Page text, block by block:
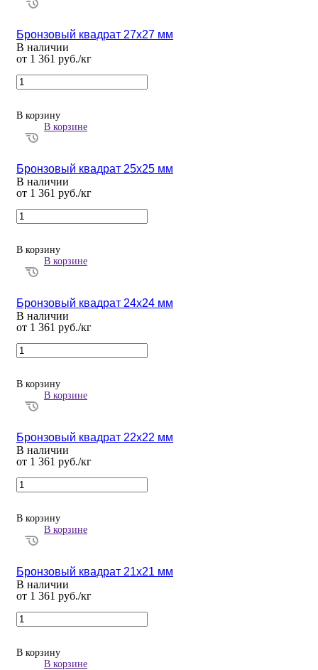
Бронзовый квадрат 27х27 мм
В наличии
от 1 361 руб./кг
В корзину
В корзине
Бронзовый квадрат 25х25 мм
В наличии
от 1 361 руб./кг
В корзину
В корзине
Бронзовый квадрат 24х24 мм
В наличии
от 1 361 руб./кг
В корзину
В корзине
Бронзовый квадрат 22х22 мм
В наличии
от 1 361 руб./кг
В корзину
В корзине
Бронзовый квадрат 21х21 мм
В наличии
от 1 361 руб./кг
В корзину
В корзине